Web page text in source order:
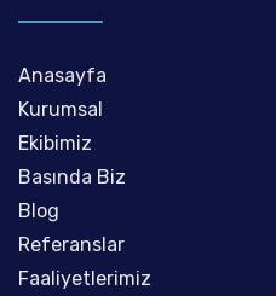
Anasayfa
Kurumsal
Ekibimiz
Basında Biz
Blog
Referanslar
Faaliyetlerimiz